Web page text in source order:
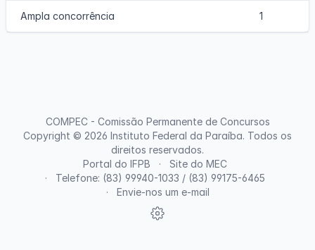
Ampla concorrência 1
Portal do IFPB
Site do MEC
Telefone: (83) 99940-1033 / (83) 99175-6465
Envie-nos um e-mail
COMPEC - Comissão Permanente de Concursos
Copyright © 2026 Instituto Federal da Paraíba. Todos os
direitos reservados.